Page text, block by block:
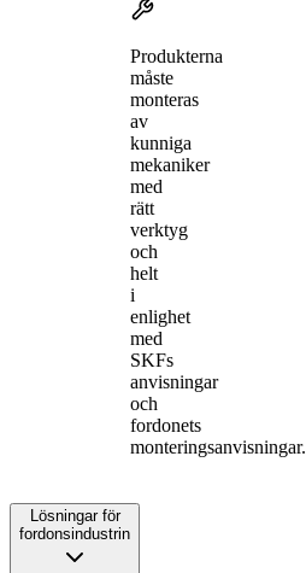
Produkterna
måste
monteras
av
kunniga
mekaniker
med
rätt
verktyg
och
helt
i
enlighet
med
SKFs
anvisningar
och
fordonets
monteringsanvisningar.
Lösningar för
fordonsindustrin